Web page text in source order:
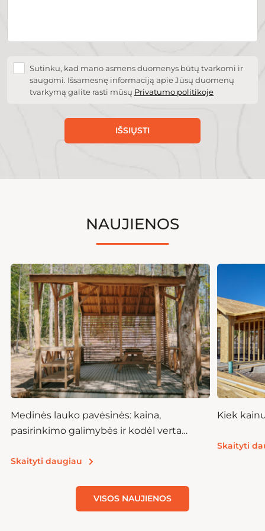
Sutinku, kad mano asmens duomenys būtų tvarkomi ir
saugomi. Išsamesnę informaciją apie Jūsų duomenų
tvarkymą galite rasti mūsų Privatumo politikoje
IŠSIŲSTI
NAUJIENOS
VISOS NAUJIENOS
Medinės lauko pavėsinės: kaina,
pasirinkimo galimybės ir kodėl verta
Skaityti daugiau
Kiek
Skaityti